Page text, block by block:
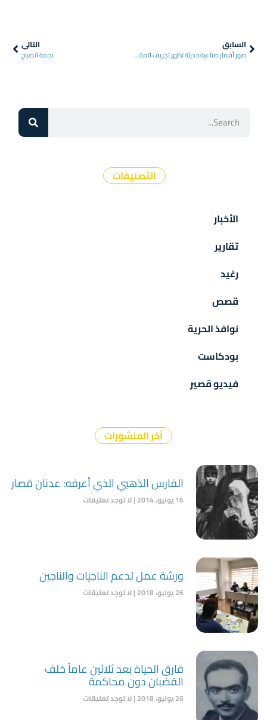
السابق
صور أقمار صناعية حديثة تظهر تجريف المقبرة الجماعية في القطيفة
التالي
نجمة الصباح
التصنيفات
الأخبار
تقارير
رغيد
قصص
نوافذ الحرية
بودكاست
فيديو قصير
آخر المنشورات
الفارس الذهبي الذي أعرفه: عدنان قصار
16 يونيو، 2014 لا توجد تعليقات
ورشة عمل لدعم الناجيات والناجين
26 يوليو، 2018 لا توجد تعليقات
فارق الحياة بعد ثلاثين عاماً خلف
القضبان دون محاكمة
26 يوليو، 2018 لا توجد تعليقات